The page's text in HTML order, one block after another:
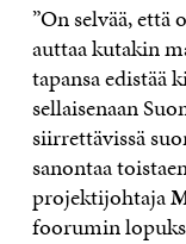
”On selvää,
auttaa kutakin
tapansa edistää
sellaisenaan
siirrettävissä
sanontaa
projektijohtaja
foorumin